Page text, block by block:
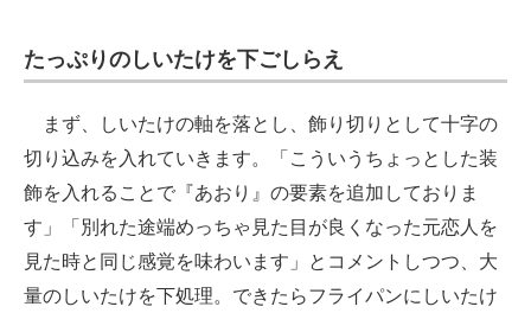
たっぷりのしいたけを下ごしらえ
まず、しいたけの軸を落とし、飾り切りとして十字の
切り込みを入れていきます。「こういうちょっとした装
飾を入れることで『あおり』の要素を追加しておりま
す」「別れた途端めっちゃ見た目が良くなった元恋人を
見た時と同じ感覚を味わいます」とコメントしつつ、大
量のしいたけを下処理。できたらフライパンにしいたけ